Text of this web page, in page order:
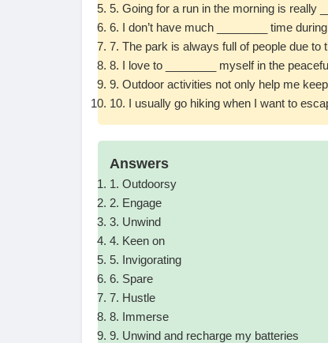
5. Going for a run in the morning is really
6. I don’t have much ________ time
7. The park is always full of people due to
8. I love to ________ myself in the
9. Outdoor activities not only help me
10. I usually go hiking when I want to
Answers
1. Outdoorsy
2. Engage
3. Unwind
4. Keen on
5. Invigorating
6. Spare
7. Hustle
8. Immerse
9. Unwind and recharge my batteries